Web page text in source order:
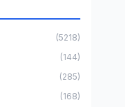
(5218)
(144)
(285)
(168)